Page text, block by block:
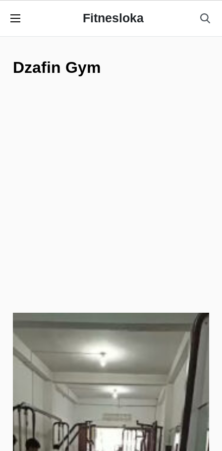
Fitnesloka
Dzafin Gym